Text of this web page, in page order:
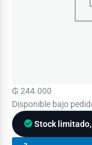
₲ 244.000
Disponible bajo
Stock